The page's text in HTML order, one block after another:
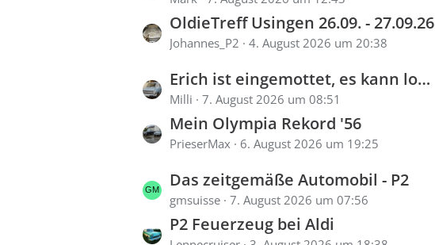
t
r
g
t
z
e
e
t
ä
OldieTreff Usingen 26.09. - 27.09.26
Johannes_P2 4. August 2026 um 20:38
L
e
t
z
e
e
Erich ist eingemottet, es kann los gehen: Rekord A Caravan Restaurierung
Milli 7. August 2026 um 08:51
Mein Olympia Rekord '56
PrieserMax 6. August 2026 um 19:25
L
e
t
Das zeitgemäße Automobil - P2
gmsuisse 7. August 2026 um 07:56
P2 Feuerzeug bei Aldi